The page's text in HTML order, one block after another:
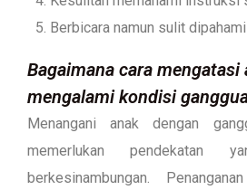
Berbicara namun sulit dipahami
Bagaimana cara mengatasi
mengalami kondisi
Menangani anak dengan
memerlukan pendekatan
berkesinambungan.